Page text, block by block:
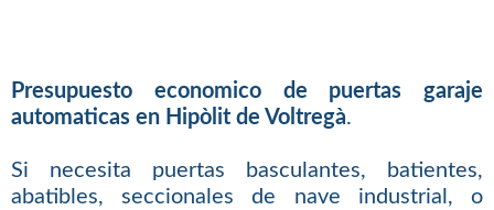
Presupuesto economico de puertas garaje
automaticas en Hipòlit de Voltregà.
Si necesita puertas basculantes, batientes,
abatibles, seccionales de nave industrial, o